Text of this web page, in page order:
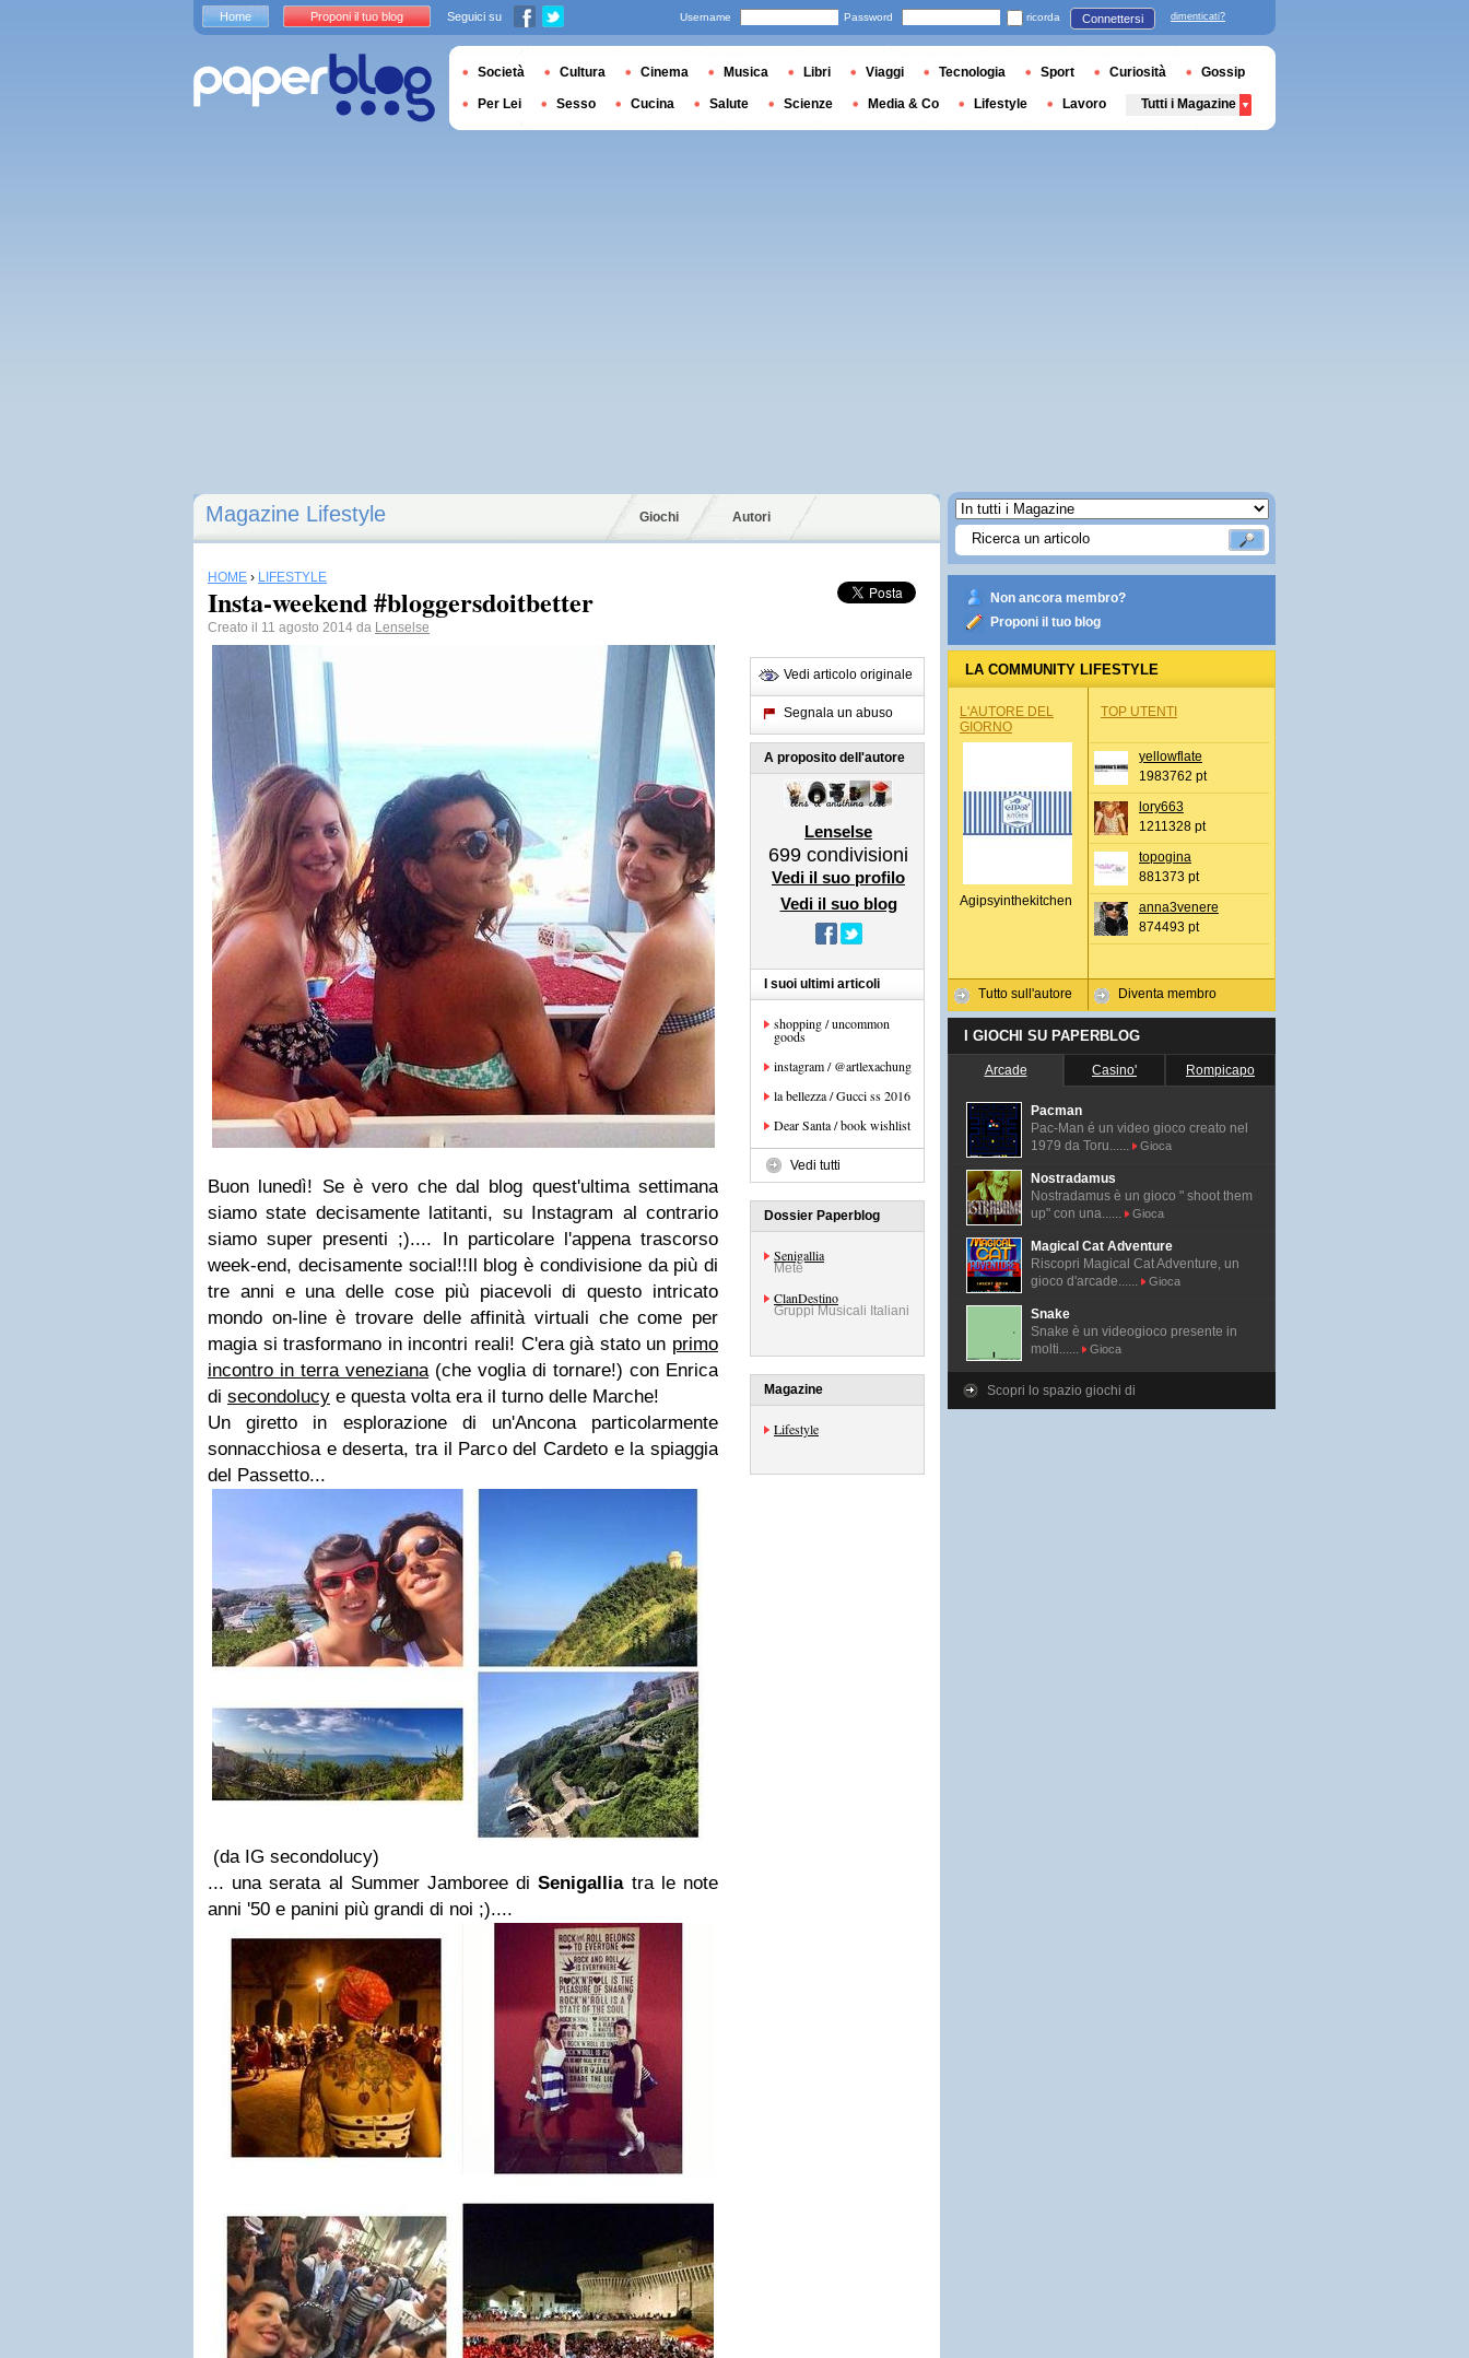
Magazine Lifestyle Giochi Autori
HOME › LIFESTYLE
Insta-weekend #bloggersdoitbetter
Creato il 11 agosto 2014 da Lenselse
Buon lunedì! Se è vero che dal blog quest'ultima settimana
siamo state decisamente latitanti, su Instagram al contrario
siamo super presenti ;).... In particolare l'appena trascorso
week-end, decisamente social!!Il blog è condivisione da più di
tre anni e una delle cose più piacevoli di questo intricato
mondo on-line è trovare delle affinità virtuali che come per
magia si trasformano in incontri reali! C'era già stato un primo
incontro in terra veneziana(che voglia di tornare!) con Enrica
di secondolucy e questa volta era il turno delle Marche!
Un giretto in esplorazione di un'Ancona particolarmente
sonnacchiosa e deserta, tra il Parco del Cardeto e la spiaggia
del Passetto...
(da IG secondolucy)
... una serata al Summer Jamboree diSenigalliatra le note
anni '50 e panini più grandi di noi ;)....
Vedi articolo originale
Segnala un abuso
A proposito dell'autore
Lenselse
699 condivisioni
Vedi il suo profilo
Vedi il suo blog
I suoi ultimi articoli
shopping / uncommon
goods
instagram / @artlexachung
la bellezza / Gucci ss 2016
Dear Santa / book wishlist
Vedi tutti
Dossier Paperblog
Senigallia
Mete
ClanDestino
Gruppi Musicali Italiani
Magazine
Lifestyle
Non ancora membro?
Proponi il tuo blog
LA COMMUNITY LIFESTYLE
L'AUTORE DEL
GIORNO
Agipsyinthekitchen
Tutto sull'autore
TOP UTENTI
yellowflate
1983762 pt
lory663
1211328 pt
topogina
881373 pt
anna3venere
874493 pt
Diventa membro
I GIOCHI SU PAPERBLOG
Arcade Casino' Rompicapo
Pacman
Pac-Man é un video gioco creato nel
1979 da Toru......
Gioca
Nostradamus
Nostradamus è un gioco " shoot them
up" con una......
Gioca
Magical Cat Adventure
Riscopri Magical Cat Adventure, un
gioco d'arcade......
Gioca
Snake
Snake è un videogioco presente in
molti......
Gioca
Scopri lo spazio giochi di
Home Proponi il tuo blog Seguici su Username Password ricorda Connettersi dimenticati?
Società Cultura Cinema Musica Libri Viaggi Tecnologia Sport Curiosità Gossip
Per Lei Sesso Cucina Salute Scienze Media & Co Lifestyle Lavoro Tutti i Magazine